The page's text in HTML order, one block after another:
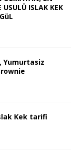
ISLAK KEK
Yumurtasiz
Kek tarifi